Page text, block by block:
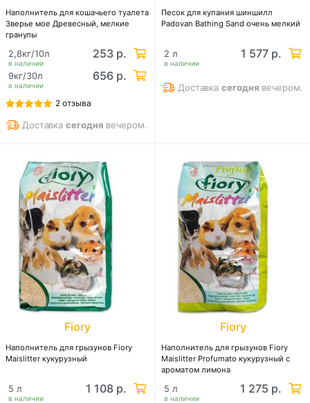
Наполнитель для кошачьего туалета
Зверье мое Древесный, мелкие
гранулы
в наличии
2,8кг/10л 253 р.
в наличии
9кг/30л 656 р.
2 отзыва
Доставкасегодня вечером.
Песок для купания шиншилл
Padovan Bathing Sand очень мелкий
в наличии
2 л 1 577 р.
Доставкасегодня вечером.
Fiory
Наполнитель для грызунов Fiory
Maislitter кукурузный
в наличии
5 л 1 108 р.
Fiory
Наполнитель для грызунов Fiory
Maislitter Profumato кукурузный с
ароматом лимона
в наличии
5 л 1 275 р.